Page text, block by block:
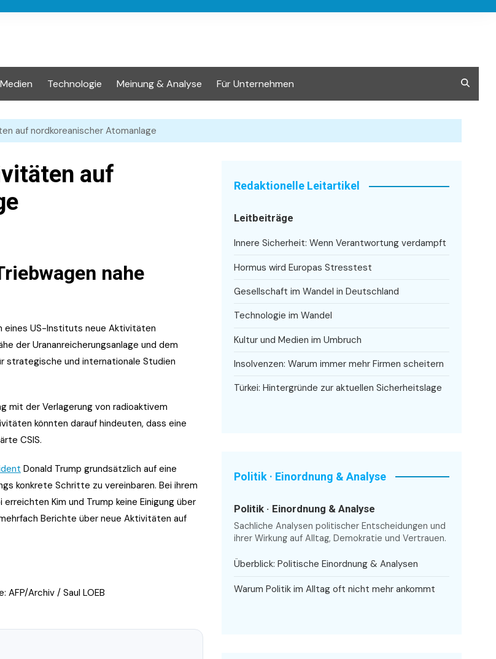
Technologie Meinung & Analyse Für Unternehmen
auf nordkoreanischer Atomanlage
auf
nahe
eines US-Instituts neue Aktivitäten
der Urananreicherungsanlage und dem
strategische und internationale Studien
mit der Verlagerung von radioaktivem
könnten darauf hindeuten, dass eine
CSIS.
Donald Trump grundsätzlich auf eine
konkrete Schritte zu vereinbaren. Bei ihrem
Kim und Trump keine Einigung über
Berichte über neue Aktivitäten auf
AFP/Archiv / Saul LOEB
Redaktionelle Leitartikel
Leitbeiträge
Innere Sicherheit: Wenn Verantwortung verdampft
Hormus wird Europas Stresstest
Gesellschaft im Wandel in Deutschland
Technologie im Wandel
Kultur und Medien im Umbruch
Insolvenzen: Warum immer mehr Firmen scheitern
Türkei: Hintergründe zur aktuellen Sicherheitslage
Politik · Einordnung & Analyse
Politik · Einordnung & Analyse
Sachliche Analysen politischer Entscheidungen und
ihrer Wirkung auf Alltag, Demokratie und Vertrauen.
Überblick: Politische Einordnung & Analysen
Warum Politik im Alltag oft nicht mehr ankommt